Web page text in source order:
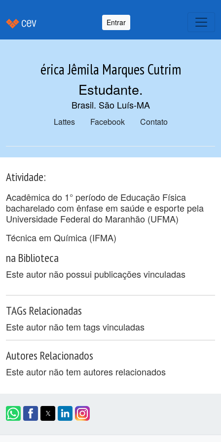
Entrar
érica Jêmila Marques Cutrim
Estudante.
Brasil. São Luís-MA
Lattes Facebook Contato
Atividade:
Acadêmica do 1° período de Educação Física
bacharelado com ênfase em saúde e esporte pela
Universidade Federal do Maranhão (UFMA)
Técnica em Química (IFMA)
na Biblioteca
Este autor não possui publicações vinculadas
TAGs Relacionadas
Este autor não tem tags vinculadas
Autores Relacionados
Este autor não tem autores relacionados